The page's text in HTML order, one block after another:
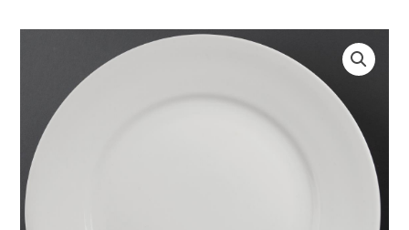
Brede
Rand
28cm
Wit
(6
Stuks)
aantal